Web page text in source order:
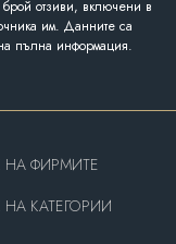
отзиви, включени в
им. Данните са
пълна информация.
НА ФИРМИТЕ
КАТЕГОРИИ